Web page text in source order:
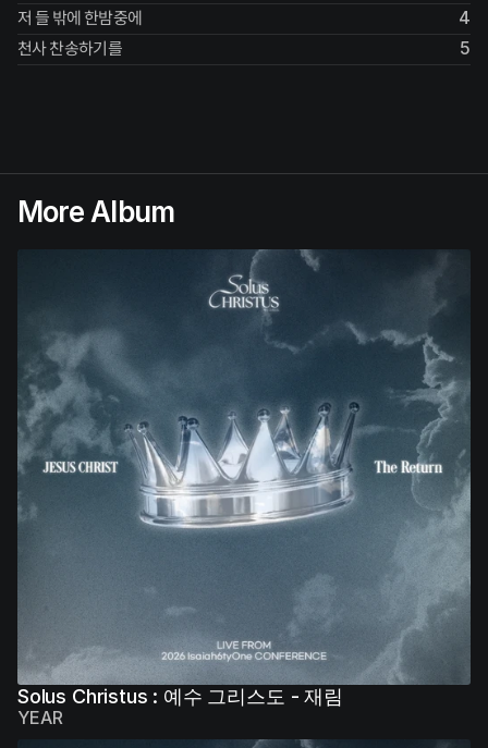
저 들 밖에 한밤중에 4
천사 찬송하기를 5
More Album
Solus Christus : 예수 그리스도 - 재림
YEAR